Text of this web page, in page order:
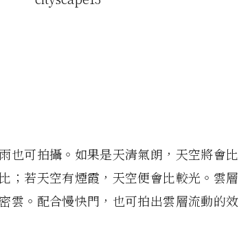
也可拍攝。如果是天清氣朗，天空將會比
；若天空有煙霞，天空便會比較光。雲層
雲。配合慢快門，也可拍出雲層流動的效